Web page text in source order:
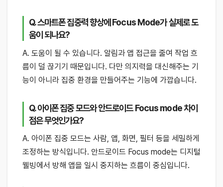
Q. 스마트폰 집중력 향상에 Focus Mode가 실제로 도
움이 되나요?
A. 도움이 될 수 있습니다. 알림과 앱 접근을 줄여 작업 흐
름이 덜 끊기기 때문입니다. 다만 의지력을 대신해주는 기
능이 아니라 집중 환경을 만들어주는 기능에 가깝습니다.
Q. 아이폰 집중 모드와 안드로이드 Focus mode 차이
점은 무엇인가요?
A. 아이폰 집중 모드는 사람, 앱, 화면, 필터 등을 세밀하게
조정하는 방식입니다. 안드로이드 Focus mode는 디지털
웰빙에서 방해 앱을 일시 중지하는 흐름이 중심입니다.